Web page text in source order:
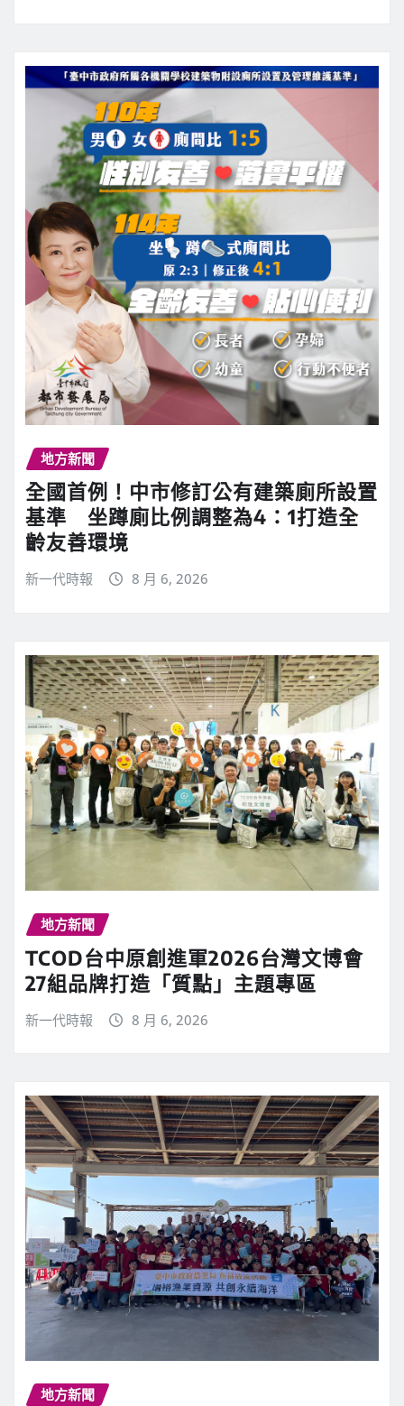
地方新聞
全國首例！中市修訂公有建築廁所設置
基準 坐蹲廁比例調整為4：1打造全
齡友善環境
新一代時報 8 月 6, 2026
地方新聞
TCOD台中原創進軍2026台灣文博會
27組品牌打造「質點」主題專區
新一代時報 8 月 6, 2026
地方新聞